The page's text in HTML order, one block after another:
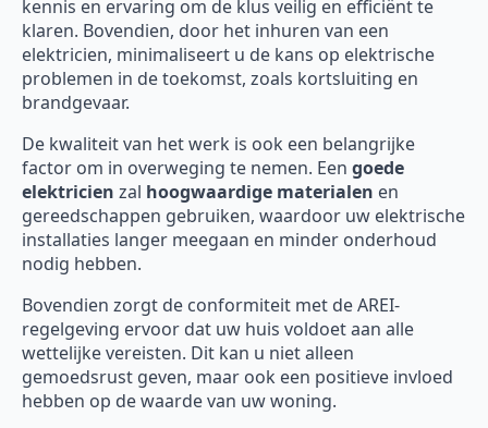
kennis en ervaring om de klus veilig en efficiënt te
klaren. Bovendien, door het inhuren van een
elektricien, minimaliseert u de kans op elektrische
problemen in de toekomst, zoals kortsluiting en
brandgevaar.
De kwaliteit van het werk is ook een belangrijke
factor om in overweging te nemen. Een goede
elektricien zal hoogwaardige materialen en
gereedschappen gebruiken, waardoor uw elektrische
installaties langer meegaan en minder onderhoud
nodig hebben.
Bovendien zorgt de conformiteit met de AREI-
regelgeving ervoor dat uw huis voldoet aan alle
wettelijke vereisten. Dit kan u niet alleen
gemoedsrust geven, maar ook een positieve invloed
hebben op de waarde van uw woning.